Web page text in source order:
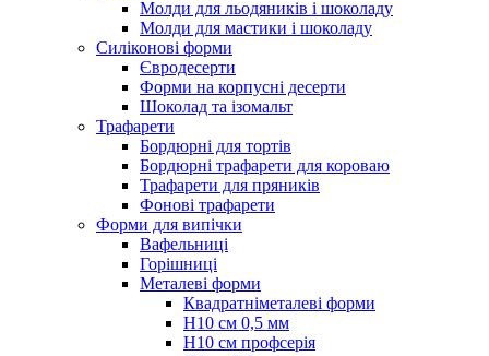
Молди для льодяників і шоколаду
Молди для мастики і шоколаду
Силіконові форми
Євродесерти
Форми на корпусні десерти
Шоколад та ізомальт
Трафарети
Бордюрні для тортів
Бордюрні трафарети для короваю
Трафарети для пряників
Фонові трафарети
Форми для випічки
Вафельниці
Горішниці
Металеві форми
Квадратніметалеві форми
Н10 см 0,5 мм
Н10 см профсерія